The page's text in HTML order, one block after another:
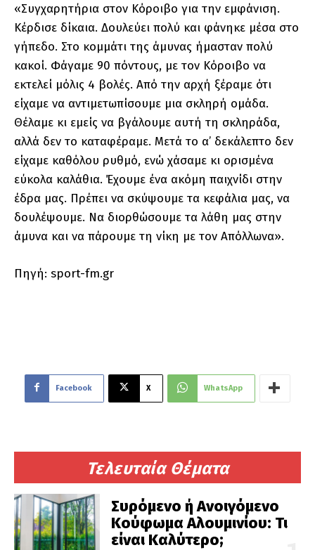
Τελευταία Θέματα
Συρόμενο ή Ανοιγόμενο
Κούφωμα Αλουμινίου: Τι
είναι Καλύτερο;
«Συγχαρητήρια στον Κόροιβο για την εμφάνιση.
Κέρδισε δίκαια. Δουλεύει πολύ και φάνηκε μέσα στο
γήπεδο. Στο κομμάτι της άμυνας ήμασταν πολύ
κακοί. Φάγαμε 90 πόντους, με τον Κόροιβο να
εκτελεί μόλις 4 βολές. Από την αρχή ξέραμε ότι
είχαμε να αντιμετωπίσουμε μια σκληρή ομάδα.
Θέλαμε κι εμείς να βγάλουμε αυτή τη σκληράδα,
αλλά δεν το καταφέραμε. Μετά το α’ δεκάλεπτο δεν
είχαμε καθόλου ρυθμό, ενώ χάσαμε κι ορισμένα
εύκολα καλάθια. Έχουμε ένα ακόμη παιχνίδι στην
έδρα μας. Πρέπει να σκύψουμε τα κεφάλια μας, να
δουλέψουμε. Να διορθώσουμε τα λάθη μας στην
άμυνα και να πάρουμε τη νίκη με τον Απόλλωνα».
Πηγή: sport-fm.gr
Facebook X WhatsApp